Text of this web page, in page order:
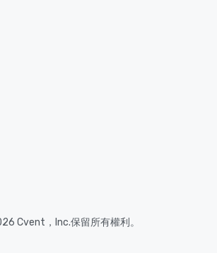
Cvent，Inc.保留所有權利。